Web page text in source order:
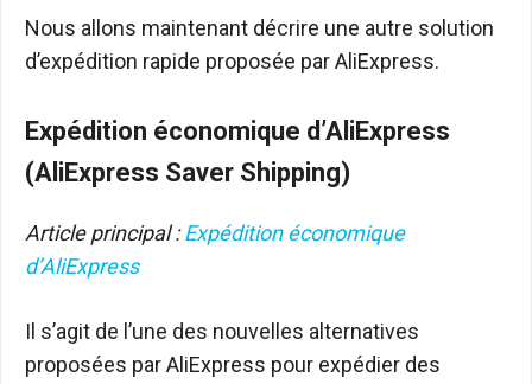
Nous allons maintenant décrire une autre solution
d’expédition rapide proposée par AliExpress.
Expédition économique d’AliExpress
(AliExpress Saver Shipping)
Article principal :Expédition économique
d’AliExpress
Il s’agit de l’une des nouvelles alternatives
proposées par AliExpress pour expédier des